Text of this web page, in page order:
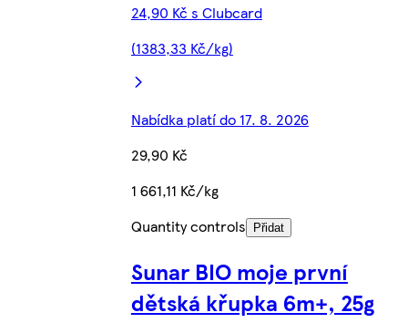
24,90 Kč s Clubcard
(1383,33 Kč/kg)
Nabídka platí do 17. 8. 2026
29,90 Kč
1 661,11 Kč/kg
Quantity controls
Přidat
Sunar BIO moje první
dětská křupka 6m+, 25g